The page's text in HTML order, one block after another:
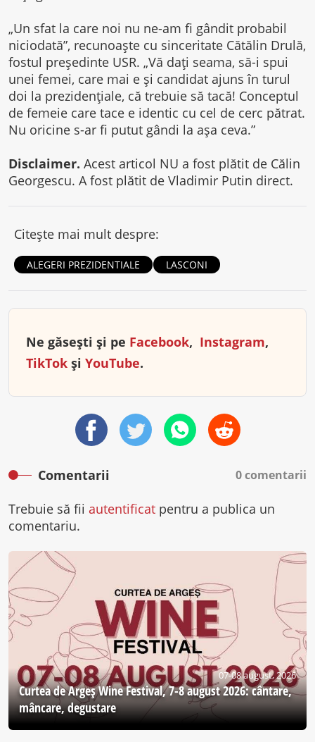
„Un sfat la care noi nu ne-am fi gândit probabil
niciodată”, recunoaște cu sinceritate Cătălin Drulă,
fostul președinte USR. „Vă dați seama, să-i spui
unei femei, care mai e și candidat ajuns în turul
doi la prezidențiale, că trebuie să tacă! Conceptul
de femeie care tace e identic cu cel de cerc pătrat.
Nu oricine s-ar fi putut gândi la așa ceva.”
Disclaimer. Acest articol NU a fost plătit de Călin
Georgescu. A fost plătit de Vladimir Putin direct.
Citește mai mult despre:
ALEGERI PREZIDENTIALE LASCONI
Ne găsești și pe Facebook, Instagram,
TikTok și YouTube.
Comentarii 0 comentarii
Trebuie să fii autentificat pentru a publica un
comentariu.
07-08 august, 2026
Curtea de Argeş Wine Festival, 7-8 august 2026: cântare,
mâncare, degustare